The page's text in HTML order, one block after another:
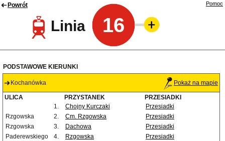
Powrót
Linia 16
Pomoc
PODSTAWOWE KIERUNKI
Kochanówka Pokaż na mapie
ULICA PRZYSTANEK
PRZESIADKI
1.
Chojny Kurczaki
Przesiadki
Rzgowska
2. Cm. Rzgowska
Przesiadki
Rzgowska
3. Dachowa
Przesiadki
Paderewskiego
4. Rzgowska
Przesiadki